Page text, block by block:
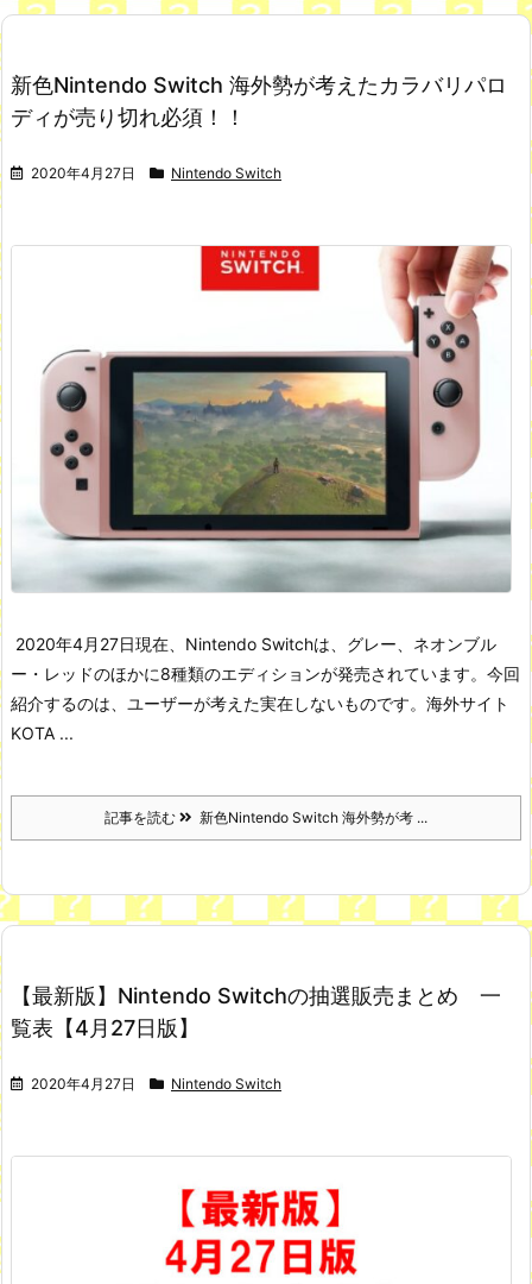
新色Nintendo Switch 海外勢が考えたカラバリパロ
ディが売り切れ必須！！
2020年4月27日 Nintendo Switch
2020年4月27日現在、Nintendo Switchは、グレー、ネオンブル
ー・レッドのほかに8種類のエディションが発売されています。今回
紹介するのは、ユーザーが考えた実在しないものです。海外サイト
KOTA ...
記事を読む 新色Nintendo Switch 海外勢が考 ...
【最新版】Nintendo Switchの抽選販売まとめ 一
覧表【4月27日版】
2020年4月27日 Nintendo Switch